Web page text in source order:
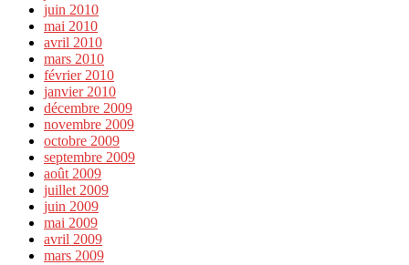
juin 2010
mai 2010
avril 2010
mars 2010
février 2010
janvier 2010
décembre 2009
novembre 2009
octobre 2009
septembre 2009
août 2009
juillet 2009
juin 2009
mai 2009
avril 2009
mars 2009